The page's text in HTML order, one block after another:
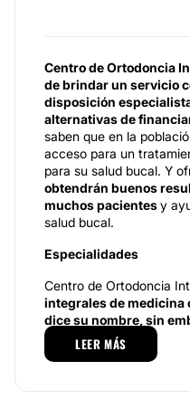
Centro de Ortodoncia
de brindar un servicio
disposición
alternativas de
saben que en la
acceso para un
para su salud bucal. Y
obtendrán buenos
muchos pacientesy
salud bucal.
Especialidades
Centro de Ortodoncia
integrales de medicina
dice su nombre, sin
especializa en brindar
estéticos para el
LEER MÁS